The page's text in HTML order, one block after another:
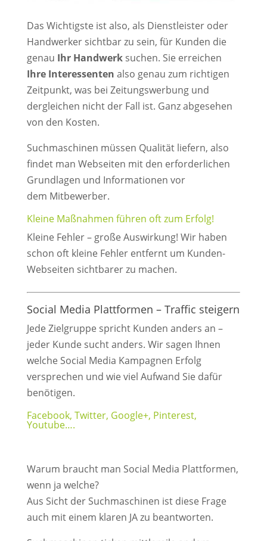
Das Wichtigste ist also, als Dienstleister oder
Handwerker sichtbar zu sein, für Kunden die
genau Ihr Handwerksuchen. Sie erreichen
Ihre Interessenten also genau zum richtigen
Zeitpunkt, was bei Zeitungswerbung und
dergleichen nicht der Fall ist. Ganz abgesehen
von den Kosten.
Suchmaschinen müssen Qualität liefern, also
findet man Webseiten mit den erforderlichen
Grundlagen und Informationen vor
dem Mitbewerber.
Kleine Maßnahmen führen oft zum Erfolg!
Kleine Fehler – große Auswirkung! Wir haben
schon oft kleine Fehler entfernt um Kunden-
Webseiten sichtbarer zu machen.
Social Media Plattformen – Traffic steigern
Jede Zielgruppe spricht Kunden anders an –
jeder Kunde sucht anders. Wir sagen Ihnen
welche Social Media Kampagnen Erfolg
versprechen und wie viel Aufwand Sie dafür
benötigen.
Facebook, Twitter, Google+, Pinterest,
Youtube….
Warum braucht man Social Media Plattformen,
wenn ja welche?
Aus Sicht der Suchmaschinen ist diese Frage
auch mit einem klaren JA zu beantworten.